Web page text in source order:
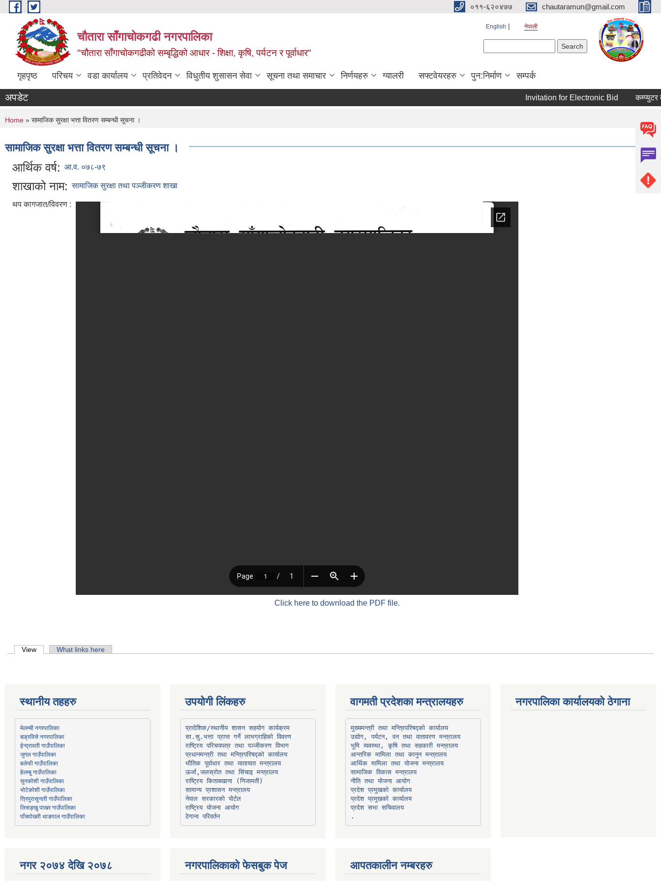
Skip to main content ०११-६२०४७७ chautaramun@gmail.com
चौतारा साँगाचोकगढी नगरपालिका
"चौतारा साँगाचोकगढीको सम्बृद्धिको आधार - शिक्षा, कृषि, पर्यटन र पूर्वाधार"
English नेपाली
गृहपृष्ठ परिचय वडा कार्यालय प्रतिवेदन विधुतीय शुसासन सेवा सूचना तथा समाचार निर्णयहरु ग्यालरी सफ्टवेयरहरु पुन:निर्माण सम्पर्क
अपडेट Invitation for Electronic Bid कम्प्युटर
You are here
Home » सामाजिक सुरक्षा भत्ता वितरण सम्बन्धी सूचना ।
सामाजिक सुरक्षा भत्ता वितरण सम्बन्धी सूचना ।
आर्थिक वर्ष: आ.व. ०७८-७९
शाखाको नाम: सामाजिक सुरक्षा तथा पञ्जीकरण शाखा
थप कागजात/विवरण :
Click here to download the PDF file.
Primary tabs
View (active tab)What links here
स्थानीय तहहरु
मेलम्ची नगरपालिका
बाह्रविसे नगरपालिका
ईन्द्रावती गाउँपालिका
जुगल गाउँपालिका
बलेफी गाउँपालिका
हेलम्बु गाउँपालिका
सुनकोशी गाउँपालिका
भोटेकोशी गाउँपालिका
त्रिपुरासुन्दरी गाउँपालिका
लिसङ्खु पाखर गाउँपालिका
पाँचपोखरी थाङपाल गाउँपालिका
नगर २०७४ देखि २०७८
उपयोगी लिंकहरु
प्रादेशिक/स्थानीय शासन सहयोग कार्यक्रम
सा.सु.भत्ता प्राप्त गर्ने लाभग्राहिको विवरण
राष्ट्रिय परिचयपत्र तथा पञ्‍जीकरण विभाग
प्रधानमन्त्री तथा मन्त्रिपरिषद्को कार्यालय
भौतिक पूर्वाधार तथा यातायात मन्त्रालय
ऊर्जा,जलस्रोत तथा सिंचाइ मन्त्रालय
सामान्य प्रशासन मन्त्रालय
नेपाल सरकारको पोर्टल
राष्ट्रिय योजना आयोग
ठेगाना परिवर्तन
नगरपालिकाको फेसबुक पेज
वागमती प्रदेशका मन्त्रालयहरु
मुख्यमन्त्री तथा मन्त्रिपरिषद्को कार्यालय
उद्योग, पर्यटन, वन तथा वातावरण मन्त्रालय
भूमि व्यवस्था, कृषि तथा सहकारी मन्त्रालय
आन्तरिक मामिला तथा कानुन मन्त्रालय
आर्थिक मामिला तथा योजना मन्त्रालय
सामाजिक विकास मन्त्रालय
नीति तथा योजना आयोग
प्रदेश प्रमुखको कार्यालय
प्रदेश प्रमुखको कार्यालय
प्रदेश सभा सचिवालय
आपतकालीन नम्बरहरु
नगरपालिका कार्यालयको ठेगाना